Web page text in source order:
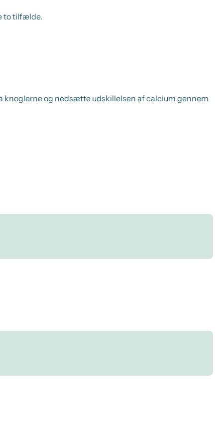
to tilfælde.
knoglerne og nedsætte udskillelsen af calcium gennem